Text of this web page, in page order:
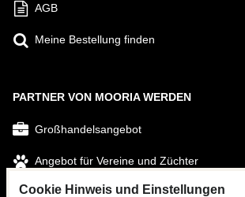
AGB
Meine Bestellung finden
PARTNER VON MOORIA WERDEN
Großhandelsangebot
Angebot für Vereine und Züchter
Cookie Hinweis und Einstellungen